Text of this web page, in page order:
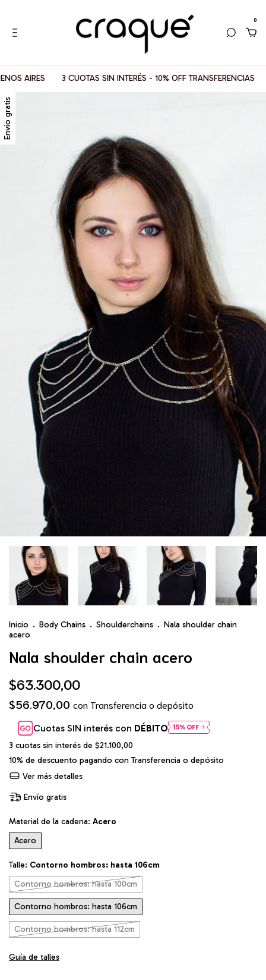
0
AIRES 3 CUOTAS SIN INTERÉS - 10% OFF TRANSFERENCIAS 📦
Envío gratis
Inicio . Body Chains . Shoulderchains . Nala shoulder chain
acero
Nala shoulder chain acero
$63.300,00
$56.970,00 con Transferencia o depósito
Cuotas SIN interés con DÉBITO
3 cuotas sin interés de $21.100,00
10% de descuento pagando con Transferencia o depósito
Ver más detalles
Envío gratis
Material de la cadena: Acero
Acero
Talle: Contorno hombros: hasta 106cm
Contorno hombros: hasta 100cm
Contorno hombros: hasta 106cm
Contorno hombros: hasta 112cm
Guía de talles